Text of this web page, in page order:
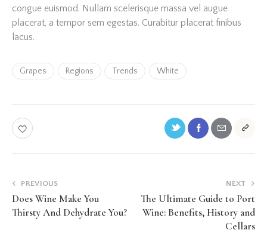
congue euismod. Nullam scelerisque massa vel augue
placerat, a tempor sem egestas. Curabitur placerat finibus
lacus.
Grapes Regions Trends White
PREVIOUS
Does Wine Make You
Thirsty And Dehydrate You?
NEXT
The Ultimate Guide to Port
Wine: Benefits, History and
Cellars